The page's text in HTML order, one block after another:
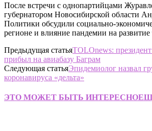
После встречи с однопартийцами
губернатором Новосибирской области
Политики обсудили социально-
регионе и влияние пандемии на развитие
Предыдущая статьяTOLOnews:
прибыл на авиабазу Баграм
Следующая статьяЭпидемиолог назвал
коронавируса «дельта»
ЭТО МОЖЕТ БЫТЬ ИНТЕРЕСНО